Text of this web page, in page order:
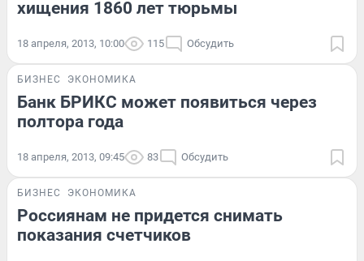
хищения 1860 лет тюрьмы
18 апреля, 2013, 10:00 115 Обсудить
БИЗНЕС ЭКОНОМИКА
Банк БРИКС может появиться через
полтора года
18 апреля, 2013, 09:45 83 Обсудить
БИЗНЕС ЭКОНОМИКА
Россиянам не придется снимать
показания счетчиков